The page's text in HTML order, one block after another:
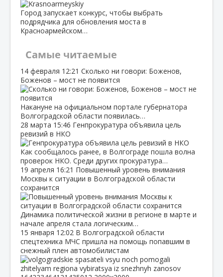
Город запускает конкурс, чтобы выбрать
подрядчика для обновления моста в
Красноармейском…
Самые читаемые
14 февраля 12:21 Сколько ни говори: Боженов,
Боженов – мост не появится
Накануне на официальном портале губернатора
Волгоградской области появилась…
28 марта 15:46 Генпрокуратура объявила цель
ревизий в НКО
Как сообщалось ранее, в Волгограде пошла волна
проверок НКО. Среди других прокуратура…
19 апреля 16:21 Повышенный уровень внимания
Москвы к ситуации в Волгоградской области
сохранится
Динамика политической жизни в регионе в марте и
начале апреля стала логическим…
15 января 12:02 В Волгоградской области
спецтехника МЧС пришла на помощь попавшим в
снежный плен автомобилистам